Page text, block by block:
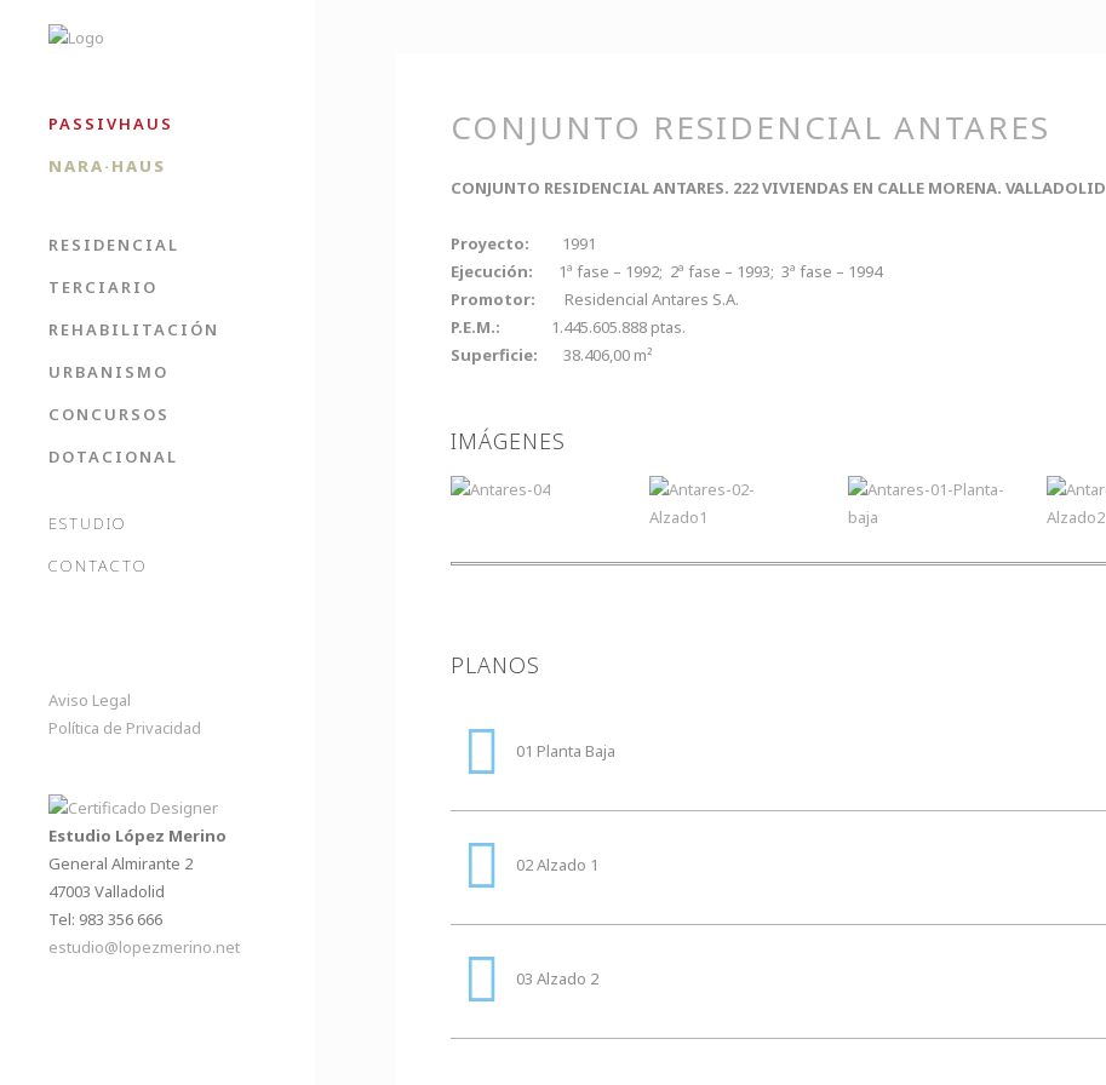
PASSIVHAUS
NARA·HAUS
RESIDENCIAL
TERCIARIO
REHABILITACIÓN
URBANISMO
CONCURSOS
DOTACIONAL
ESTUDIO
CONTACTO
Aviso Legal
Política de Privacidad
Estudio López Merino
General Almirante 2
47003 Valladolid
Tel: 983 356 666
estudio@lopezmerino.net
CONJUNTO RESIDENCIAL ANTARES
CONJUNTO RESIDENCIAL ANTARES. 222 VIVIENDAS EN CALLE MORENA. VALLADOLID
Proyecto: 1991
Ejecución: 1ª fase – 1992; 2ª fase – 1993; 3ª fase – 1994
Promotor: Residencial Antares S.A.
P.E.M.:
1.445.605.888 ptas.
Superficie: 38.406,00 m²
IMÁGENES
PLANOS
01 Planta Baja
02 Alzado 1
03 Alzado 2